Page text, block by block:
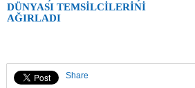
DÜNYASI TEMSİLCİLERİNİ
AĞIRLADI
Share